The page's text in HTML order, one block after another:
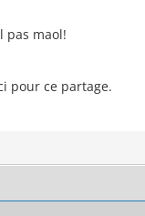
pas maol!
pour ce partage.